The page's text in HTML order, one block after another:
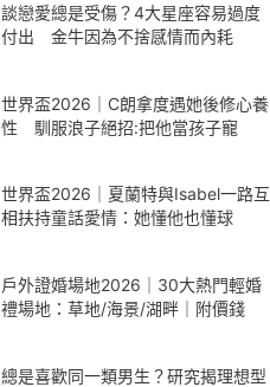
談戀愛總是受傷？4大星座容易過度
付出 金牛因為不捨感情而內耗
世界盃2026｜C朗拿度遇她後修心養
性 馴服浪子絕招:把他當孩子寵
世界盃2026｜夏蘭特與Isabel一路互
相扶持童話愛情：她懂他也懂球
戶外證婚場地2026｜30大熱門輕婚
禮場地：草地/海景/湖畔｜附價錢
總是喜歡同一類男生？研究揭理想型